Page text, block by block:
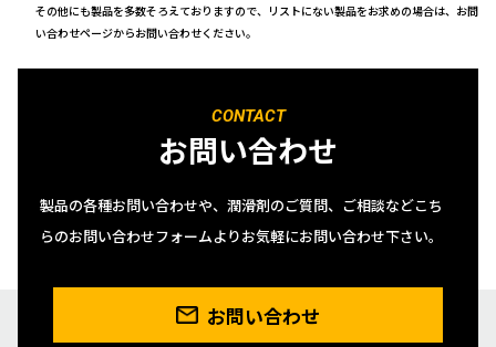
その他にも製品を多数そろえておりますので、リストにない製品をお求めの場合は、お問
い合わせページからお問い合わせください。
CONTACT
お問い合わせ
製品の各種お問い合わせや、潤滑剤のご質問、ご相談などこち
らのお問い合わせフォームよりお気軽にお問い合わせ下さい。
お問い合わせ